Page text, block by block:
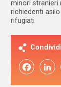
minori stranieri
richiedenti asilo
rifugiati
FacebookLinkedIn